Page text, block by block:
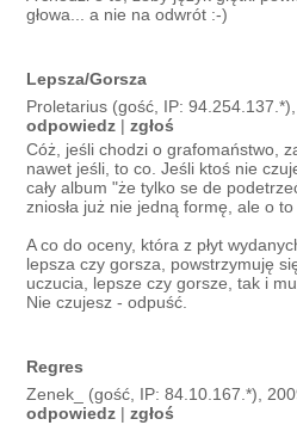
głowa... a nie na odwrót :-)
Lepsza/Gorsza
Proletarius (gość, IP:
odpowiedz |zgłoś
Cóż, jeśli chodzi o grafomaństwo,
nawet jeśli, to co. Jeśli ktoś nie
cały album "że tylko se de
zniosła już nie jedną formę, ale o to
A co do oceny, która z płyt
lepsza czy gorsza, powstrzymuję
uczucia, lepsze czy gorsze, tak i
Nie czujesz - odpuść.
Regres
Zenek_ (gość, IP: 84.10.167.*),
odpowiedz |zgłoś